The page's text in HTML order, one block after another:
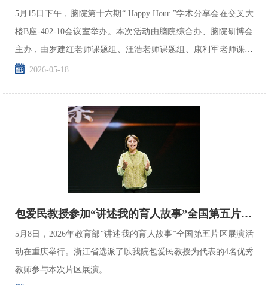
5月15日下午，脑院第十六期“ Happy Hour ”学术分享会在交叉大
楼B座-402-10会议室举办。本次活动由脑院综合办、脑院研博会
主办，由罗建红老师课题组、汪浩老师课题组、康利军老师课题
组、王晓东老师课题组共同承办，约40余名师生齐聚一...
2026-05-18
包爱民教授参加“讲述我的育人故事”全国第五片区展演活动
5月8日，2026年教育部“讲述我的育人故事”全国第五片区展演活
动在重庆举行。浙江省选派了以我院包爱民教授为代表的4名优秀
教师参与本次片区展演。